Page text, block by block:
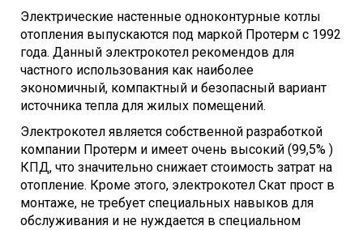
Размеры
Контур отопления, дюйм
3/4
Высота, мм
Глубина, мм
Электрические настенные одноконтурные котлы
отопления выпускаются под маркой Протерм с 1992
года. Данный электрокотел рекомендов для
частного использования как наиболее
экономичный, компактный и безопасный вариант
источника тепла для жилых помещений.
Электрокотел является собственной разработкой
компании Протерм и имеет очень высокий (99,5% )
КПД, что значительно снижает стоимость затрат на
отопление. Кроме этого, электрокотел Скат прост в
монтаже, не требует специальных навыков для
обслуживания и не нуждается в специальном